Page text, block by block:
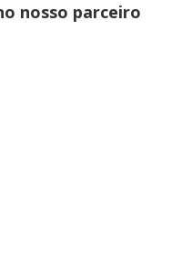
nosso parceiro